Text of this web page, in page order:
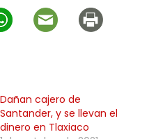
Dañan cajero de
Santander, y se llevan el
dinero en Tlaxiaco